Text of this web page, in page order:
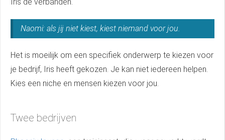
Naomi: als jij niet kiest, kiest niemand voor jou.
Het is moeilijk om een specifiek onderwerp te kiezen voor
je bedrijf, Iris heeft gekozen. Je kan niet iedereen helpen.
Kies een niche en mensen kiezen voor jou.
Twee bedrijven